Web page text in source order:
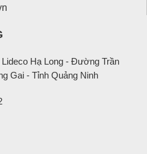
Hạ Long - Đường Trần
Gai - Tỉnh Quảng Ninh